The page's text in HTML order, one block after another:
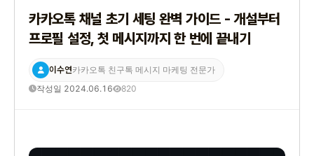
카카오톡 채널 초기 세팅 완벽 가이드 - 개설부터
프로필 설정, 첫 메시지까지 한 번에 끝내기
이수연카카오톡 친구톡 메시지 마케팅 전문가
작성일 2024.06.16 820